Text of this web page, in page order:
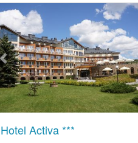
Previous
Hotel Activa ***